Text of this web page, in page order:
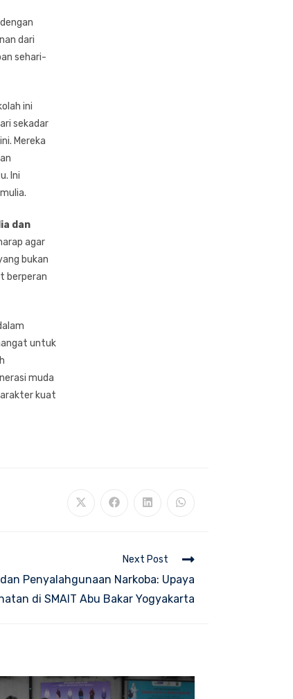
dari
sehari-
ini
sekadar
Mereka
Ini
dan
agar
bukan
berperan
untuk
muda
kuat
Opens
Opens
Opens
Opens
Next Post
Penyalahgunaan Narkoba: Upaya
di SMAIT Abu Bakar Yogyakarta